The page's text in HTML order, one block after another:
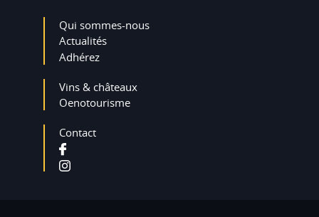
Qui sommes-nous
Actualités
Adhérez
Vins & châteaux
Oenotourisme
Contact